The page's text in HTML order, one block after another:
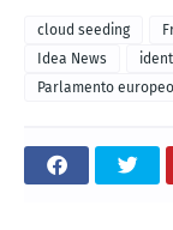
cloud seeding
Idea News
Parlamento europeo